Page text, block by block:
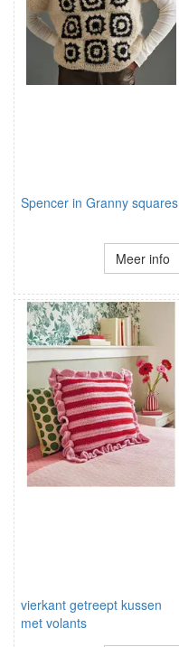
Spencer in Granny squares
Meer info
vierkant getreept kussen
met volants